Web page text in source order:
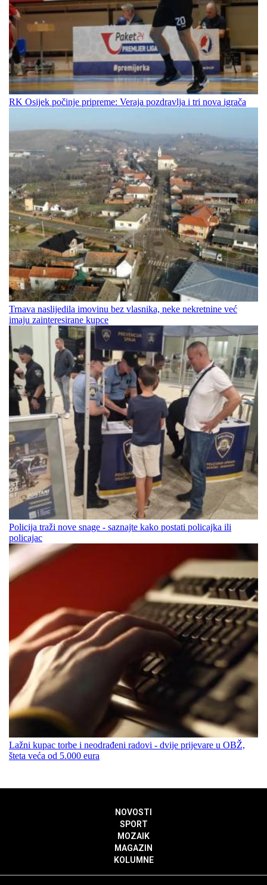
RK Osijek počinje pripreme: Veraja pozdravlja i tri nova igrača
Trnava naslijedila imovinu bez vlasnika, neke nekretnine već
imaju zainteresirane kupce
Policija traži nove snage - saznajte kako postati policajka ili
policajac
Lažni kupac torbe i neodrađeni radovi - dvije prijevare u OBŽ,
šteta veća od 5.000 eura
NOVOSTI
SPORT
MOZAIK
MAGAZIN
KOLUMNE